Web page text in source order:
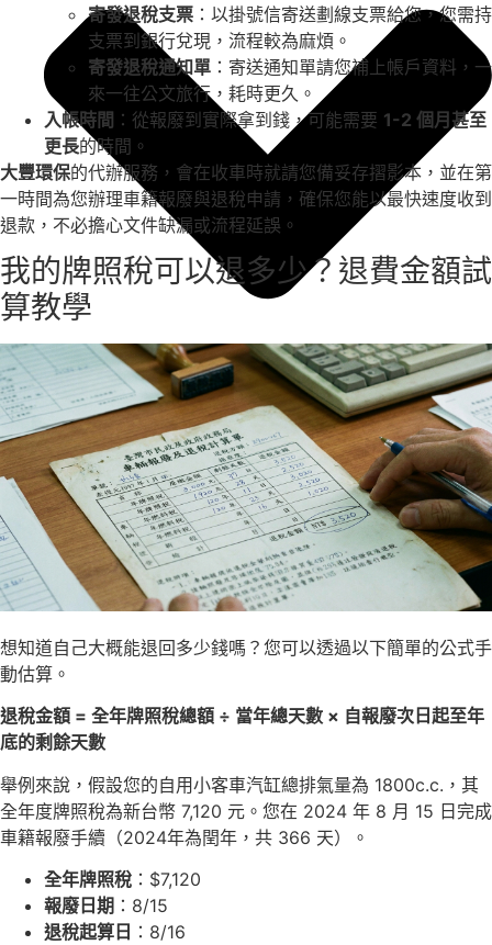
寄發退稅支票 ：以掛號信寄送劃線支票給您，您需持
支票到銀行兌現，流程較為麻煩。
寄發退稅通知單 ：寄送通知單請您補上帳戶資料，一
來一往公文旅行，耗時更久。
入帳時間 ：從報廢到實際拿到錢，可能需要 1-2 個月甚至
更長的時間。
大豐環保的代辦服務，會在收車時就請您備妥存摺影本，並在第
一時間為您辦理車籍報廢與退稅申請，確保您能以最快速度收到
退款，不必擔心文件缺漏或流程延誤。
我的牌照稅可以退多少？退費金額試
算教學
想知道自己大概能退回多少錢嗎？您可以透過以下簡單的公式手
動估算。
退稅金額 = 全年牌照稅總額 ÷ 當年總天數 × 自報廢次日起至年
底的剩餘天數
舉例來說，假設您的自用小客車汽缸總排氣量為 1800c.c.，其
全年度牌照稅為新台幣 7,120 元。您在 2024 年 8 月 15 日完成
車籍報廢手續（2024年為閏年，共 366 天）。
全年牌照稅 ：$7,120
報廢日期 ：8/15
退稅起算日 ：8/16